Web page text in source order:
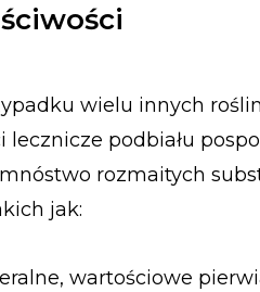
wielu innych
lecznicze podbiału
rozmaitych
jak:
wartościowe